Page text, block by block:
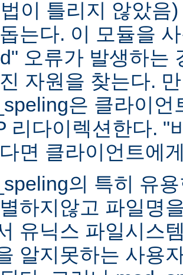
이 틀리지 않았음
는다. 이 모듈을
오류가 발생하는
자원을 찾는다.
은 클라이언
리다이렉션한다. "
면 클라이언트에
의 특히 유
하지않고 파일명
유닉스 파일시스
알지못하는 사용